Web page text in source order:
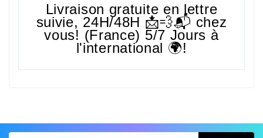
Livraison gratuite en lettre
suivie, 24H/48H 📩💨📬 chez
vous! (France) 5/7 Jours à
l'international 🌍!